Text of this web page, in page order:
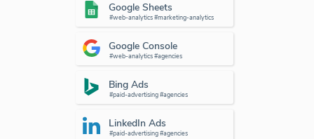
Google Sheets
#web-analytics #marketing-analytics
Google Console
#web-analytics #agencies
Bing Ads
#paid-advertising #agencies
LinkedIn Ads
#paid-advertising #agencies